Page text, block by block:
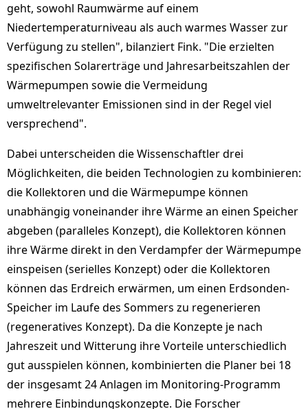
geht, sowohl Raumwärme auf einem
Niedertemperaturniveau als auch warmes Wasser zur
Verfügung zu stellen", bilanziert Fink. "Die erzielten
spezifischen Solarerträge und Jahresarbeitszahlen der
Wärmepumpen sowie die Vermeidung
umweltrelevanter Emissionen sind in der Regel viel
versprechend".
Dabei unterscheiden die Wissenschaftler drei
Möglichkeiten, die beiden Technologien zu kombinieren:
die Kollektoren und die Wärmepumpe können
unabhängig voneinander ihre Wärme an einen Speicher
abgeben (paralleles Konzept), die Kollektoren können
ihre Wärme direkt in den Verdampfer der Wärmepumpe
einspeisen (serielles Konzept) oder die Kollektoren
können das Erdreich erwärmen, um einen Erdsonden-
Speicher im Laufe des Sommers zu regenerieren
(regeneratives Konzept). Da die Konzepte je nach
Jahreszeit und Witterung ihre Vorteile unterschiedlich
gut ausspielen können, kombinierten die Planer bei 18
der insgesamt 24 Anlagen im Monitoring-Programm
mehrere Einbindungskonzepte. Die Forscher